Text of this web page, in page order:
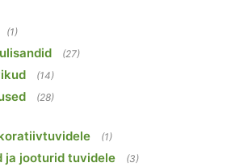
(1)
(27)
(14)
(28)
(1)
ja jooturid tuvidele (3)